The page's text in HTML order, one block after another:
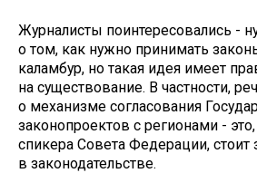
Журналисты поинтересовались -
о том, как нужно принимать
каламбур, но такая идея имеет
на существование. В частности,
о механизме согласования
законопроектов с регионами -
спикера Совета Федерации, стоит
в законодательстве.